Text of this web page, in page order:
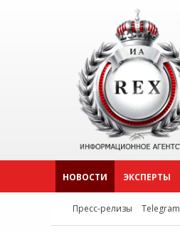
НОВОСТИ ЭКСПЕРТЫ
Пресс-релизы Telegram